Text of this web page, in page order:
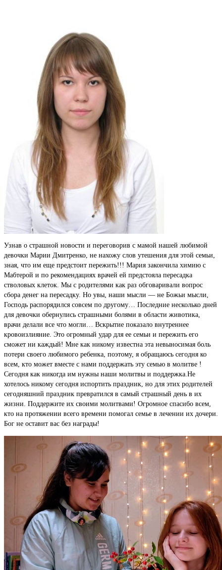
Узнав о страшной новости и переговорив с мамой нашей любимой
девочки Марии Дмитренко, не нахожу слов утешения для этой семьи,
зная, что им еще предстоит пережить!!! Мария закончила химию с
Мабтерой и по рекомендациях врачей ей предстояла пересадка
стволовых клеток. Мы с родителями как раз обговаривали вопрос
сбора денег на пересадку. Но увы, наши мысли — не Божьи мысли,
Господь распорядился совсем по другому… Последние несколько дней
для девочки обернулись страшными болями в области животика,
врачи делали все что могли… Вскрытие показало внутреннее
кровоизлияние. Это огромный удар для ее семьи и пережить его
сможет ни каждый! Мне как никому известна эта невыносимая боль
потери своего любимого ребенка, поэтому, я обращаюсь сегодня ко
всем, кто может вместе с нами поддержать эту семью в молитве !
Сегодня как никогда им нужны наши молитвы и поддержка.Не
хотелось никому сегодня испортить праздник, но для этих родителей
сегодняшний праздник превратился в самый страшный день в их
жизни. Поддержите их своими молитвами! Огромное спасибо всем,
кто на протяжении всего времени помогал семье в лечении их дочери.
Бог не оставит вас без награды!